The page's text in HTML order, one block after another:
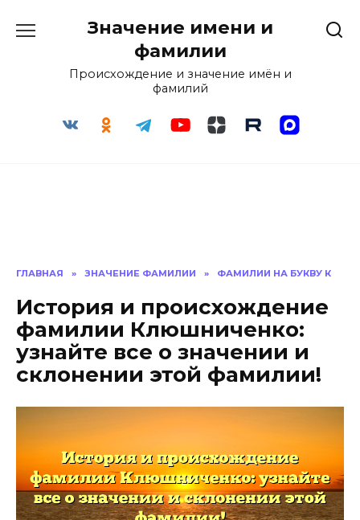
Значение имени и
фамилии
Происхождение и значение имён и
фамилий
ГЛАВНАЯ » ЗНАЧЕНИЕ ФАМИЛИИ » ФАМИЛИИ НА БУКВУ К
История и происхождение
фамилии Клюшниченко:
узнайте все о значении и
склонении этой фамилии!